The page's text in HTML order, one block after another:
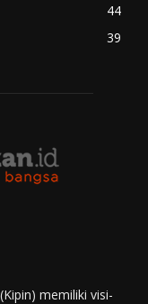
44
39
memiliki visi-